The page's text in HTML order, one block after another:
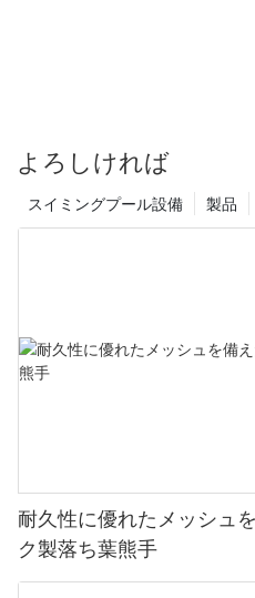
よろしければ
製品
スイミングプール設備
耐久性に優れたメッシュ
ク製落ち葉熊手